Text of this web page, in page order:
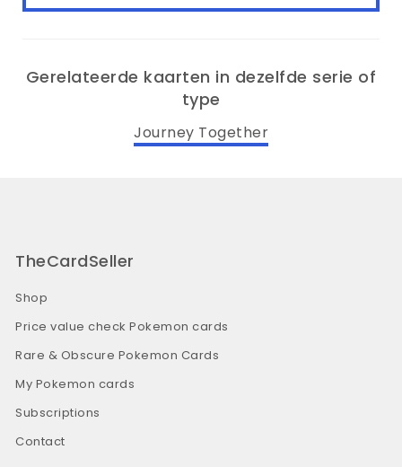
Gerelateerde kaarten in dezelfde serie of
type
Journey Together
TheCardSeller
Shop
Price value check Pokemon cards
Rare & Obscure Pokemon Cards
My Pokemon cards
Subscriptions
Contact